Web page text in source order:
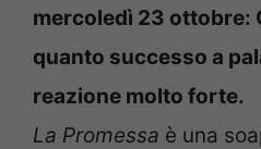
mercoledì 23 ottobre:
quanto successo a
reazione molto forte.
La Promessa è una